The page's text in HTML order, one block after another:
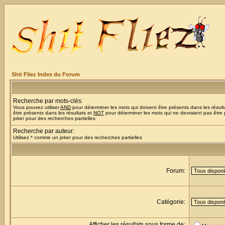
Shit Fliez Index du Forum
Recherche par mots-clés:
Vous pouvez utiliserAND pour déterminer les mots qui doivent être présents dans les
être présents dans les résultats et NOT pour déterminer les mots qui ne devraient pas
joker pour des recherches partielles
Recherche par auteur:
Utilisez * comme un joker pour des recherches partielles
Forum:
Catégorie: